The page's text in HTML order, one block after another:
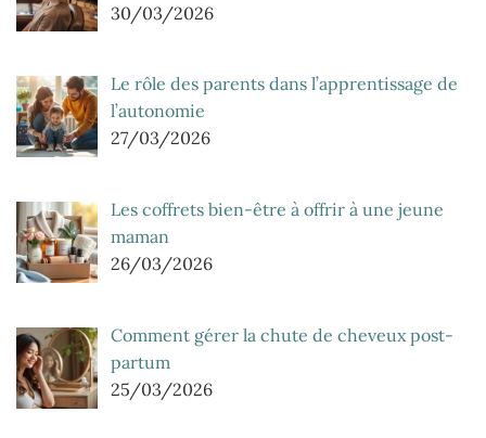
30/03/2026
Le rôle des parents dans l’apprentissage de
l’autonomie
27/03/2026
Les coffrets bien-être à offrir à une jeune
maman
26/03/2026
Comment gérer la chute de cheveux post-
partum
25/03/2026